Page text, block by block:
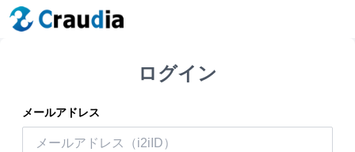
ログイン
メールアドレス